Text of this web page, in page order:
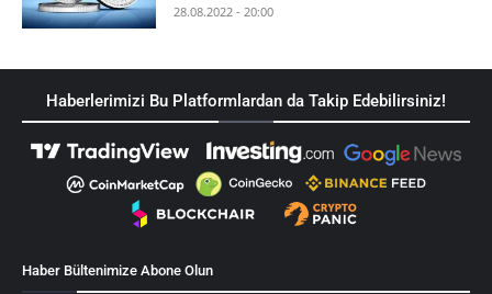
28.08.2022 - 20:00
Haberlerimizi Bu Platformlardan da Takip Edebilirsiniz!
Haber Bültenimize Abone Olun